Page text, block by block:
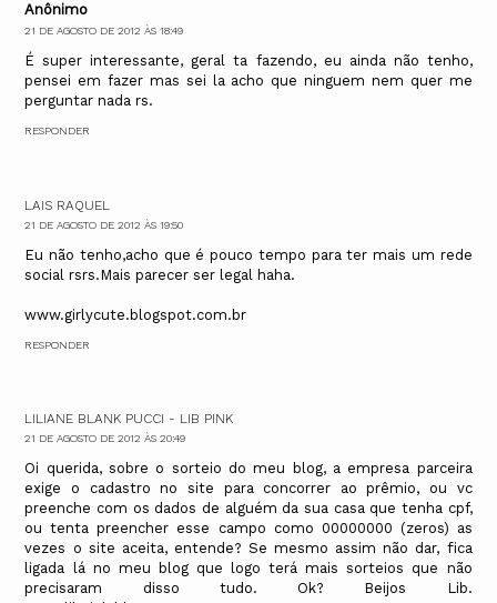
Anônimo
21 DE AGOSTO DE 2012 ÀS 18:49
É super interessante, geral ta fazendo, eu ainda não tenho,
pensei em fazer mas sei la acho que ninguem nem quer me
perguntar nada rs.
RESPONDER
LAIS RAQUEL
21 DE AGOSTO DE 2012 ÀS 19:50
Eu não tenho,acho que é pouco tempo para ter mais um rede
social rsrs.Mais parecer ser legal haha.
www.girlycute.blogspot.com.br
RESPONDER
LILIANE BLANK PUCCI - LIB PINK
21 DE AGOSTO DE 2012 ÀS 20:49
Oi querida, sobre o sorteio do meu blog, a empresa parceira
exige o cadastro no site para concorrer ao prêmio, ou vc
preenche com os dados de alguém da sua casa que tenha cpf,
ou tenta preencher esse campo como 00000000 (zeros) as
vezes o site aceita, entende? Se mesmo assim não dar, fica
ligada lá no meu blog que logo terá mais sorteios que não
precisaram disso tudo. Ok? Beijos Lib.